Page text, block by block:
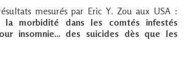
mesurés par Eric Y. Zou aux USA :
la morbidité dans les comtés infestés
insomnie... des suicides dès que les